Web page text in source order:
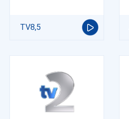
TV8,5